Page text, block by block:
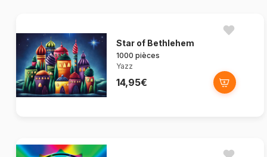
Star of Bethlehem
1000 pièces
Yazz
14,95€